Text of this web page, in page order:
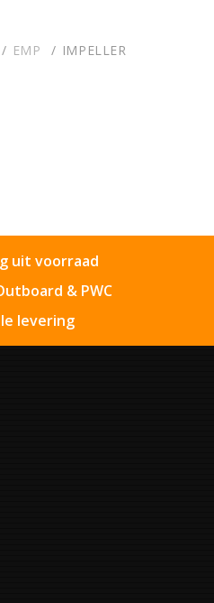
EMP IMPELLER
uit voorraad
& PWC
levering